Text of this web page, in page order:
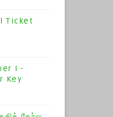
Ticket
I -
Key